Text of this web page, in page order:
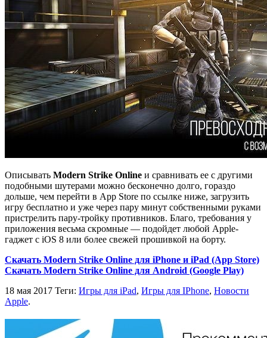
Описывать Modern Strike Online и сравнивать ее с другими
подобными шутерами можно бесконечно долго, гораздо
дольше, чем перейти в App Store по ссылке ниже, загрузить
игру бесплатно и уже через пару минут собственными руками
пристрелить пару-тройку противников. Благо, требования у
приложения весьма скромные — подойдет любой Apple-
гаджет с iOS 8 или более свежей прошивкой на борту.
Скачать Modern Strike Online для iPhone и iPad (App Store)
Скачать Modern Strike Online для Android (Google Play)
18 мая 2017 Теги: Игры для iPad, Игры для IPhone, Новости
Apple.